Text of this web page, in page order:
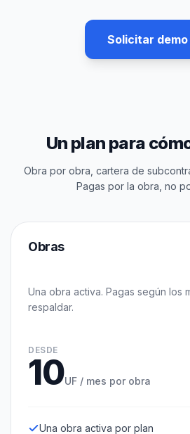
Solicitar demo
Un plan para
Obra por obra, cartera de
Pagas por la obra, no
Obras
Una obra activa. Pagas según los
respaldar.
DESDE
10UF / mes por obra
Una obra activa por plan